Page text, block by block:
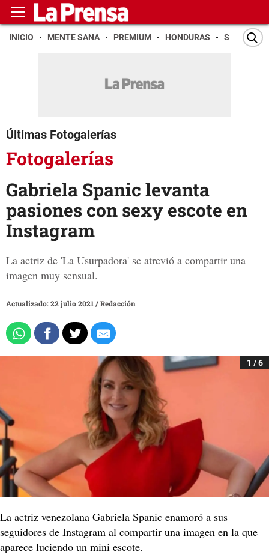
INICIO MENTE SANA PREMIUM HONDURAS SAN PEDRO
Últimas Fotogalerías
Fotogalerías
Gabriela Spanic levanta
pasiones con sexy escote en
Instagram
La actriz de 'La Usurpadora' se atrevió a compartir una
imagen muy sensual.
Actualizado: 22 julio 2021 /Redacción
1 / 6
La actriz venezolana Gabriela Spanic enamoró a sus
seguidores de Instagram al compartir una imagen en la que
aparece luciendo un mini escote.